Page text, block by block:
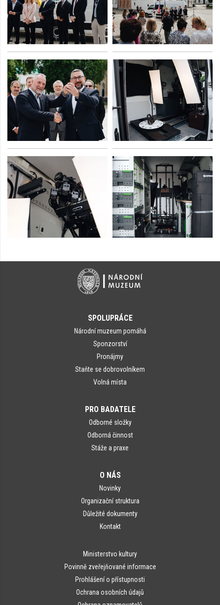
SPOLUPRÁCE
Národní muzeum pomáhá
Sponzorství
Pronájmy
Staňte se dobrovolníkem
Volná místa
PRO BADATELE
Odborné složky
Odborná činnost
Stáže a praxe
O NÁS
Novinky
Organizační struktura
Důležité dokumenty
Kontakt
Ministerstvo kultury
Povinně zveřejňované informace
Prohlášení o přístupnosti
Ochrana osobních údajů